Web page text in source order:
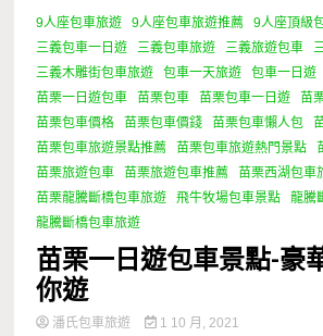
9人座包車旅遊 9人座包車旅遊推薦 9人座頂級
三義包車一日遊
三義包車旅遊 三義旅遊包車
三義木雕街包車旅遊
包車一天旅遊 包車一日遊
苗栗一日遊包車
苗栗包車 苗栗包車一日遊
苗
苗栗包車價格
苗栗包車價錢 苗栗包車懶人包
苗栗包車旅遊景點推薦
苗栗包車旅遊熱門景點
苗栗旅遊包車
苗栗旅遊包車推薦
苗栗西湖包車
苗栗龍騰斷橋包車旅遊
飛牛牧場包車景點
龍騰
龍騰斷橋包車旅遊
苗栗一日遊包車景點-豪
你遊
潘氏包車旅遊 1 10 月, 2021